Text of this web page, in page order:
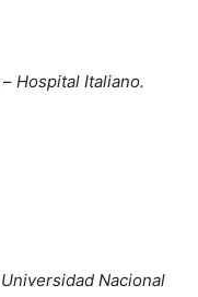
– Hospital Italiano.
Universidad Nacional